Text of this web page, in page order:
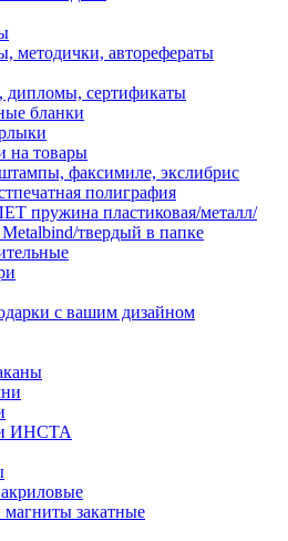
методички, авторефераты
дипломы, сертификаты
бланки
на товары
факсимиле, экслибрис
полиграфия
пружина пластиковая/металл/
твердый в папке
с вашим дизайном
ИНСТА
магниты закатные